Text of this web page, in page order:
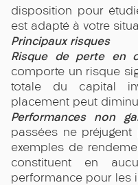
disposition pour
est adapté à votre
Principaux risques
Risque de perte en
comporte un risque
totale du capital
placement peut
Performances non
passées ne
exemples de
constituent en
performance pour les